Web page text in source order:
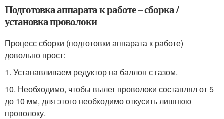
Подготовка аппарата к работе – сборка /
установка проволоки
Процесс сборки (подготовки аппарата к работе)
довольно прост:
1. Устанавливаем редуктор на баллон с газом.
10. Необходимо, чтобы вылет проволоки составлял от 5
до 10 мм, для этого необходимо откусить лишнюю
проволоку.